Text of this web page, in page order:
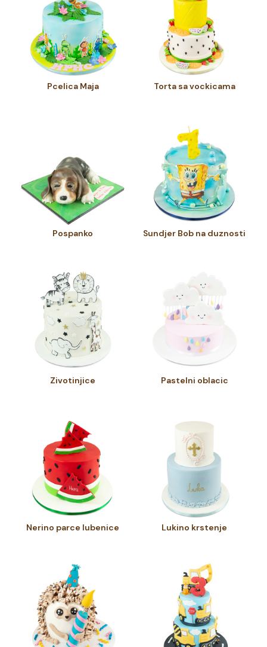
Pcelica Maja Torta sa vockicama
Pospanko Sundjer Bob na duznosti
Zivotinjice Pastelni oblacic
Nerino parce lubenice Lukino krstenje